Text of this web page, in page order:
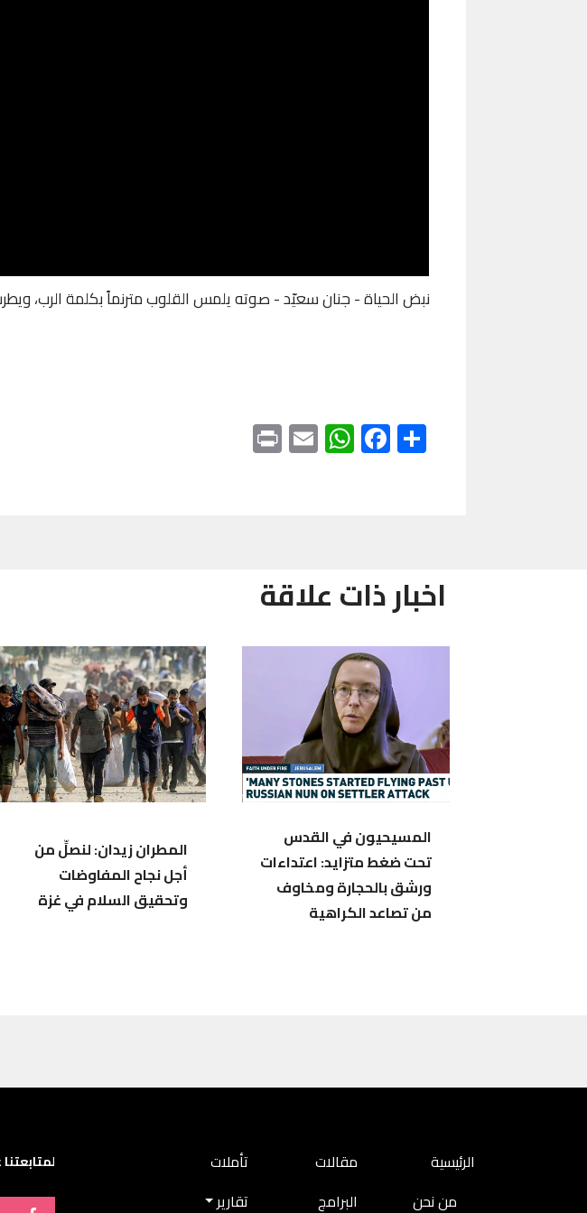
نبض الحياة - جنان سعيّد - صوته يلمس القلوب مترنماً بكلمة الرب،
Share
Facebook
WhatsApp
Email
اخبار ذات علاقة
المسيحيون في القدس
تحت ضغط متزايد: اعتداءات
ورشق بالحجارة ومخاوف
من تصاعد الكراهية
المطران زيدان: لنصلِّ من
أجل نجاح المفاوضات
وتحقيق السلام في غزة
MAIN NAVIGATION
الرئيسية
من نحن
مقالات
البرامج
تأملات
تقارير